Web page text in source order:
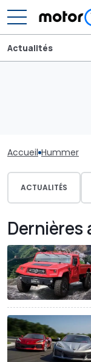
Actualités
Accueil Hummer
ACTUALITÉS